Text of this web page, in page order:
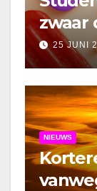
zwaar
25 JUNI
NIEUWS